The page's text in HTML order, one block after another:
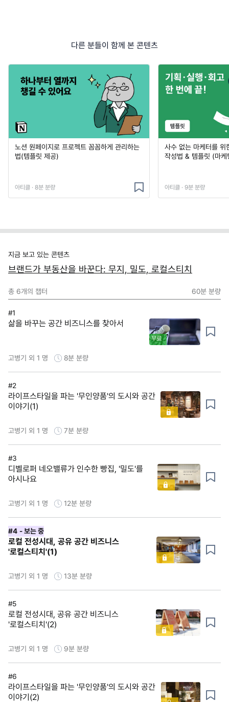
다른 분들이 함께 본 콘텐츠
노션 원페이지로 프로젝트 꼼꼼하게 관리하는
법(템플릿 제공)
아티클 · 8분 분량
사수 없는 마케터를 위
작성법 & 템플릿 (마
아티클 · 9분 분량
지금 보고 있는 콘텐츠
브랜드가 부동산을 바꾼다: 무지, 밀도, 로컬스티치
총 6개의 챕터 60분 분량
#1
삶을 바꾸는 공간 비즈니스를 찾아서
무료
고병기 외 1 명 8분 분량
#2
라이프스타일을 파는 '무인양품'의 도시와 공간
이야기(1)
고병기 외 1 명 7분 분량
#3
디벨로퍼 네오밸류가 인수한 빵집, '밀도'를
아시나요
고병기 외 1 명 12분 분량
#4 - 보는 중
로컬 전성시대, 공유 공간 비즈니스
'로컬스티치'(1)
고병기 외 1 명 13분 분량
#5
로컬 전성시대, 공유 공간 비즈니스
'로컬스티치'(2)
고병기 외 1 명 9분 분량
#6
라이프스타일을 파는 '무인양품'의 도시와 공간
이야기(2)